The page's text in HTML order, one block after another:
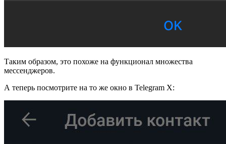
Таким образом, это похоже на функционал множества
мессенджеров.
А теперь посмотрите на то же окно в Telegram X: